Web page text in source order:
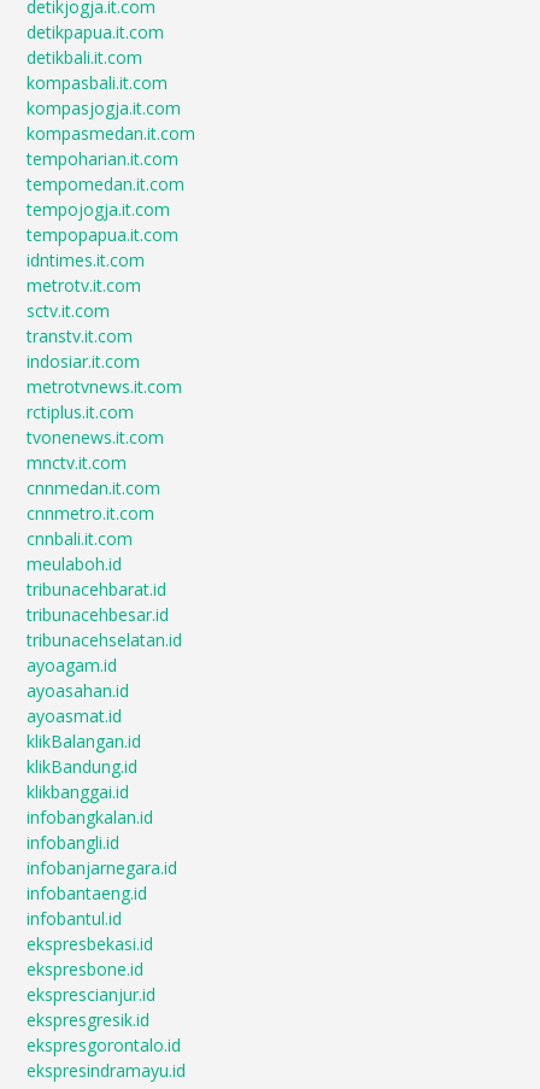
detikjogja.it.com
detikpapua.it.com
detikbali.it.com
kompasbali.it.com
kompasjogja.it.com
kompasmedan.it.com
tempoharian.it.com
tempomedan.it.com
tempojogja.it.com
tempopapua.it.com
idntimes.it.com
metrotv.it.com
sctv.it.com
transtv.it.com
indosiar.it.com
metrotvnews.it.com
rctiplus.it.com
tvonenews.it.com
mnctv.it.com
cnnmedan.it.com
cnnmetro.it.com
cnnbali.it.com
meulaboh.id
tribunacehbarat.id
tribunacehbesar.id
tribunacehselatan.id
ayoagam.id
ayoasahan.id
ayoasmat.id
klikBalangan.id
klikBandung.id
klikbanggai.id
infobangkalan.id
infobangli.id
infobanjarnegara.id
infobantaeng.id
infobantul.id
ekspresbekasi.id
ekspresbone.id
eksprescianjur.id
ekspresgresik.id
ekspresgorontalo.id
ekspresindramayu.id